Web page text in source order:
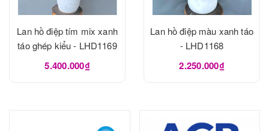
Lan hồ điệp tím mix xanh
táo ghép kiểu - LHD1169
5.400.000₫
Lan hồ điệp màu xanh táo
- LHD1168
2.250.000₫